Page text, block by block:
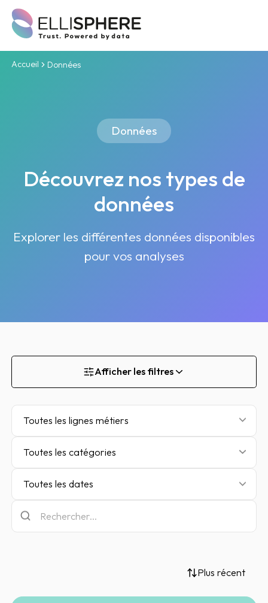
Accueil Données
Données
Découvrez nos types de
données
Explorer les différentes données disponibles
pour vos analyses
Afficher les filtres
Toutes les lignes métiers
Toutes les catégories
Toutes les dates
Plus récent